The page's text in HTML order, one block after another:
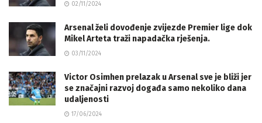
02/11/2024
Arsenal želi dovođenje zvijezde Premier lige dok
Mikel Arteta traži napadačka rješenja.
03/11/2024
Victor Osimhen prelazak u Arsenal sve je bliži jer
se značajni razvoj događa samo nekoliko dana
udaljenosti
17/06/2024